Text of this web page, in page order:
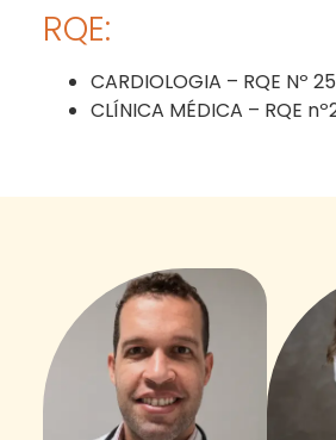
RQE:
CARDIOLOGIA – RQE Nº
CLÍNICA MÉDICA – RQE